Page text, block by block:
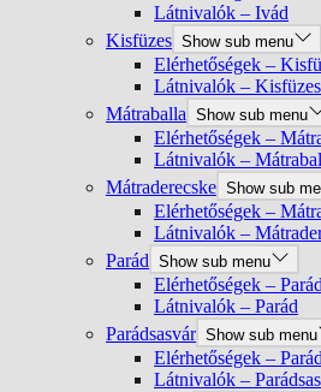
Látnivalók – Ivád
Kisfüzes Show sub menu
Elérhetőségek –
Látnivalók – Kisfüzes
Mátraballa Show sub menu
Elérhetőségek –
Látnivalók –
Mátraderecske Show sub
Elérhetőségek –
Látnivalók –
Parád Show sub menu
Elérhetőségek –
Látnivalók – Parád
Parádsasvár Show sub menu
Elérhetőségek –
Látnivalók –